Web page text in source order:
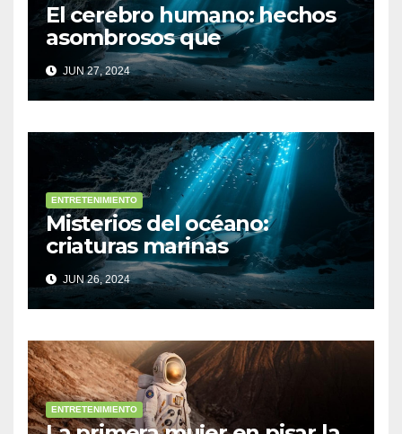
El cerebro humano: hechos
asombrosos que
desconocías
JUN 27, 2024
ENTRETENIMIENTO
Misterios del océano:
criaturas marinas
sorprendentes
JUN 26, 2024
ENTRETENIMIENTO